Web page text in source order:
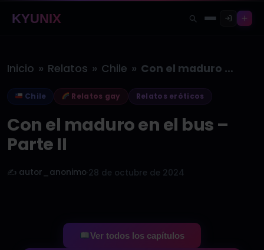
KYUNIX
Inicio » Relatos » Chile » Con el maduro en el bus…
Chile Relatos gay Relatos eróticos
Con el maduro en el bus –
Parte II
✍️ autor_anonimo 28 de octubre de 2024
Ver todos los capítulos